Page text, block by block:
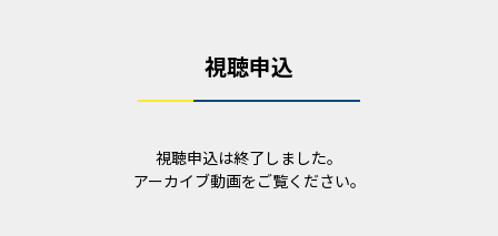
視聴申込
視聴申込は終了しました。
アーカイブ動画をご覧ください。